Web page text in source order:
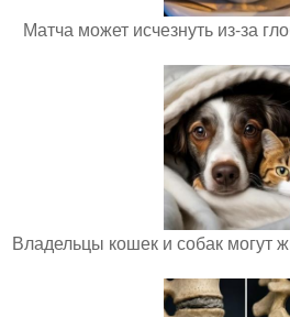
Матча может исчезнуть из-за
Владельцы кошек и собак могут